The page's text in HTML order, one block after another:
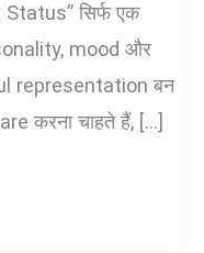
सिर्फ एक
mood और
representation बन
करना चाहते हैं, […]